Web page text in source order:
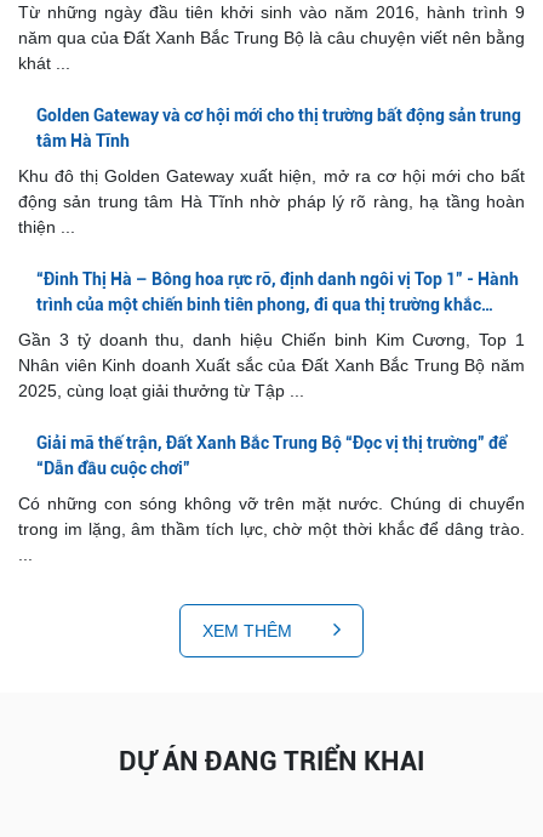
Từ những ngày đầu tiên khởi sinh vào năm 2016, hành trình 9
năm qua của Đất Xanh Bắc Trung Bộ là câu chuyện viết nên bằng
khát ...
Golden Gateway và cơ hội mới cho thị trường bất động sản trung
tâm Hà Tĩnh
Khu đô thị Golden Gateway xuất hiện, mở ra cơ hội mới cho bất
động sản trung tâm Hà Tĩnh nhờ pháp lý rõ ràng, hạ tầng hoàn
thiện ...
“Đinh Thị Hà – Bông hoa rực rỡ, định danh ngôi vị Top 1” - Hành
trình của một chiến binh tiên phong, đi qua thị trường khắc
nghiệt để chạm tới vị trí Top 1 Đất Xanh Bắc Trung Bộ 2025
Gần 3 tỷ doanh thu, danh hiệu Chiến binh Kim Cương, Top 1
Nhân viên Kinh doanh Xuất sắc của Đất Xanh Bắc Trung Bộ năm
2025, cùng loạt giải thưởng từ Tập ...
Giải mã thế trận, Đất Xanh Bắc Trung Bộ “Đọc vị thị trường” để
“Dẫn đầu cuộc chơi”
Có những con sóng không vỡ trên mặt nước. Chúng di chuyển
trong im lặng, âm thầm tích lực, chờ một thời khắc để dâng trào.
XEM THÊM
DỰ ÁN ĐANG TRIỂN KHAI